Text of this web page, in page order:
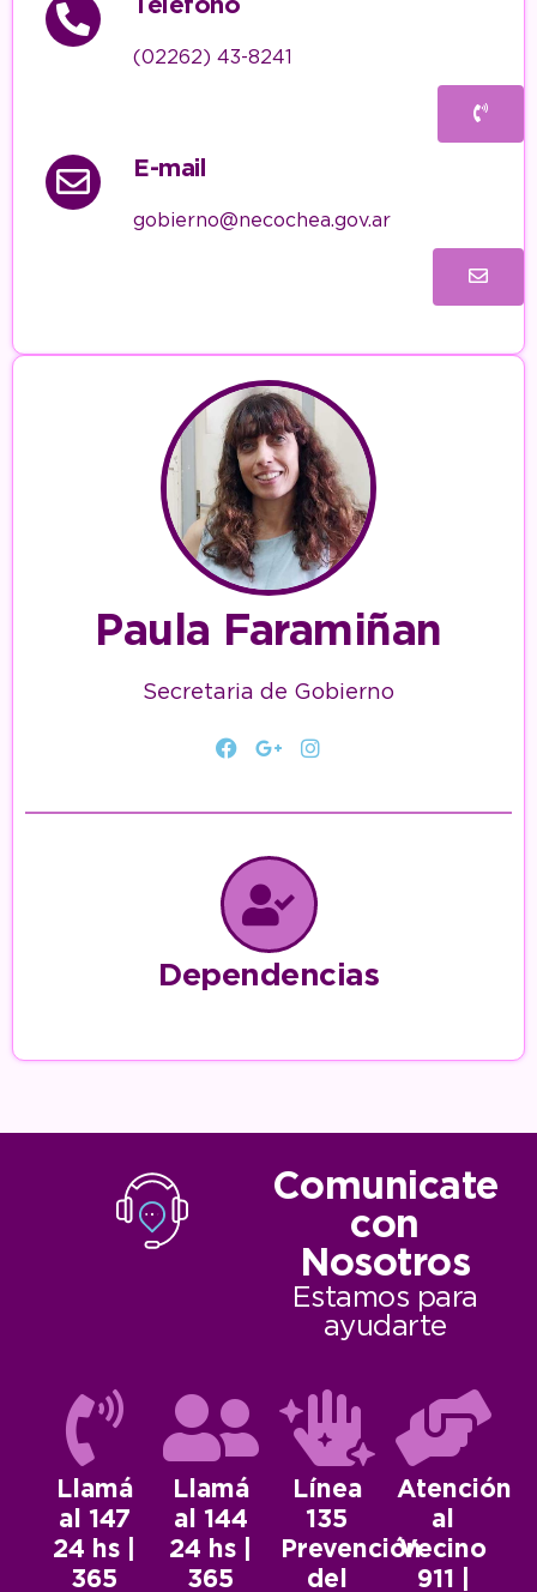
Teléfono
(02262) 43-8241
E-mail
gobierno@necochea.gov.ar
Paula Faramiñan
Secretaria de Gobierno
Dependencias
Comunicate
con
Nosotros
Estamos para
ayudarte
Llamá
al 147
24 hs |
365
Llamá
al 144
24 hs |
365
Línea
135
Prevención
del
Atención
al
Vecino
911 |